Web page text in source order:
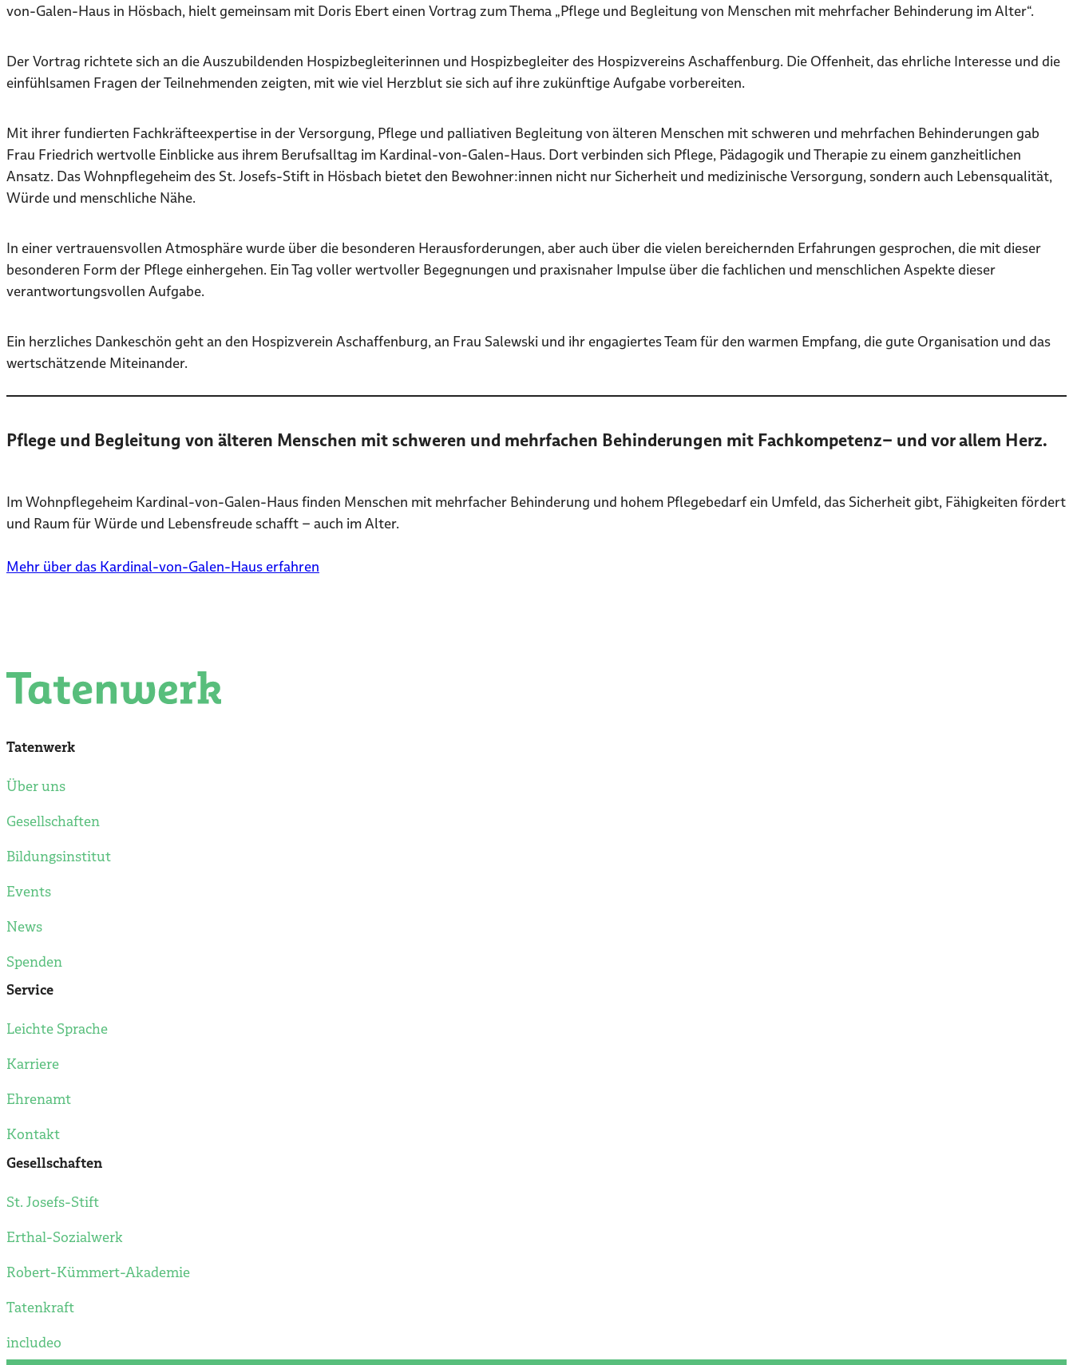
von-Galen-Haus in Hösbach, hielt gemeinsam mit Doris Ebert einen Vortrag zum Thema „Pflege und Begleitung von Menschen mit mehrfacher Behinderung im Alter“.
Der Vortrag richtete sich an die Auszubildenden Hospizbegleiterinnen und Hospizbegleiter des Hospizvereins Aschaffenburg. Die Offenheit, das ehrliche Interesse und die
einfühlsamen Fragen der Teilnehmenden zeigten, mit wie viel Herzblut sie sich auf ihre zukünftige Aufgabe vorbereiten.
Mit ihrer fundierten Fachkräfteexpertise in der Versorgung, Pflege und palliativen Begleitung von älteren Menschen mit schweren und mehrfachen Behinderungen gab
Frau Friedrich wertvolle Einblicke aus ihrem Berufsalltag im Kardinal-von-Galen-Haus. Dort verbinden sich Pflege, Pädagogik und Therapie zu einem ganzheitlichen
Ansatz. Das Wohnpflegeheim des St. Josefs-Stift in Hösbach bietet den Bewohner:innen nicht nur Sicherheit und medizinische Versorgung, sondern auch Lebensqualität,
Würde und menschliche Nähe.
In einer vertrauensvollen Atmosphäre wurde über die besonderen Herausforderungen, aber auch über die vielen bereichernden Erfahrungen gesprochen, die mit dieser
besonderen Form der Pflege einhergehen. Ein Tag voller wertvoller Begegnungen und praxisnaher Impulse über die fachlichen und menschlichen Aspekte dieser
verantwortungsvollen Aufgabe.
Ein herzliches Dankeschön geht an den Hospizverein Aschaffenburg, an Frau Salewski und ihr engagiertes Team für den warmen Empfang, die gute Organisation und das
wertschätzende Miteinander.
Pflege und Begleitung von älteren Menschen mit schweren und mehrfachen Behinderungen mit Fachkompetenz– und vor allem Herz.
Im Wohnpflegeheim Kardinal-von-Galen-Haus finden Menschen mit mehrfacher Behinderung und hohem Pflegebedarf ein Umfeld, das Sicherheit gibt, Fähigkeiten fördert
und Raum für Würde und Lebensfreude schafft – auch im Alter.
Mehr über das Kardinal-von-Galen-Haus erfahren
Tatenwerk
Über uns
Gesellschaften
Bildungsinstitut
Events
News
Spenden
Service
Leichte Sprache
Karriere
Ehrenamt
Kontakt
Gesellschaften
St. Josefs-Stift
Erthal-Sozialwerk
Robert-Kümmert-Akademie
Tatenkraft
includeo